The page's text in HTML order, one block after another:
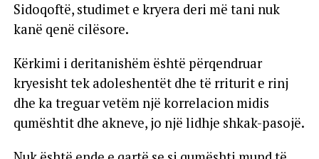
Sidoqoftë, studimet e kryera deri më tani nuk
kanë qenë cilësore.
Kërkimi i deritanishëm është përqendruar
kryesisht tek adoleshentët dhe të rriturit e rinj
dhe ka treguar vetëm një korrelacion midis
qumështit dhe akneve, jo një lidhje shkak-pasojë.